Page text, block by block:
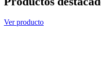
Ver producto